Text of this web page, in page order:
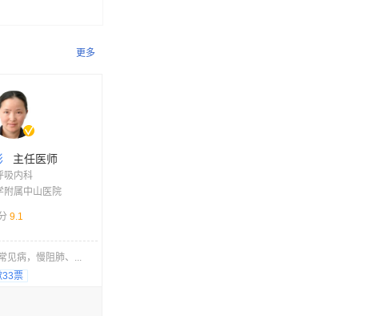
更多
主任医师
吸内科
附属中山医院
9.1
见病，慢阻肺、...
33票